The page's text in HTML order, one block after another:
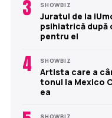
3 SHOWBIZ
Juratul de la
psihiatrică după
pentru el
4 SHOWBIZ
Artista care a
tonul la Mexico
ea